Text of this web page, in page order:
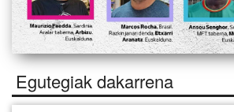
Egutegiak dakarrena